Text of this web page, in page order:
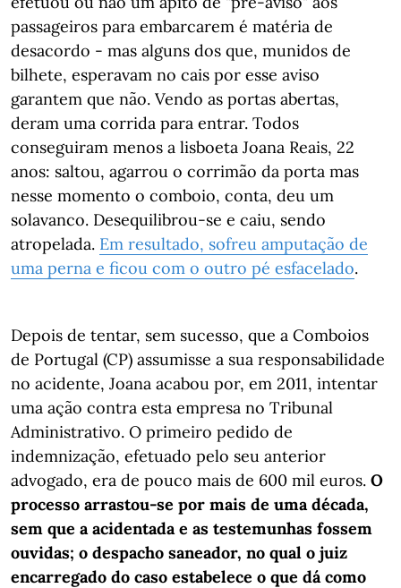
passageiros para embarcarem é matéria de
desacordo - mas alguns dos que, munidos de
bilhete, esperavam no cais por esse aviso
garantem que não. Vendo as portas abertas,
deram uma corrida para entrar. Todos
conseguiram menos a lisboeta Joana Reais, 22
anos: saltou, agarrou o corrimão da porta mas
nesse momento o comboio, conta, deu um
solavanco. Desequilibrou-se e caiu, sendo
atropelada. Em resultado, sofreu amputação de
uma perna e ficou com o outro pé esfacelado.
Depois de tentar, sem sucesso, que a Comboios
de Portugal (CP) assumisse a sua responsabilidade
no acidente, Joana acabou por, em 2011, intentar
uma ação contra esta empresa no Tribunal
Administrativo. O primeiro pedido de
indemnização, efetuado pelo seu anterior
advogado, era de pouco mais de 600 mil euros. O
processo arrastou-se por mais de uma década,
sem que a acidentada e as testemunhas fossem
ouvidas; o despacho saneador, no qual o juiz
encarregado do caso estabelece o que dá como